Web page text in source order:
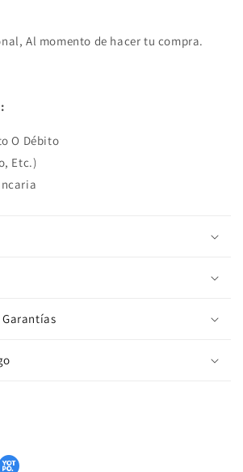
Al momento de hacer tu compra.
O Débito
Etc.)